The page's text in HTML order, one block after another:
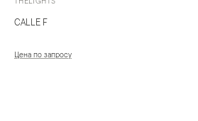
THELIGHTS
CALLE F
Цена по запросу